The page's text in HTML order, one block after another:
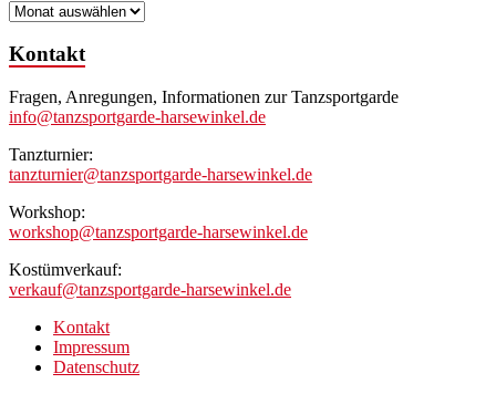
Archiv
Kontakt
Fragen, Anregungen, Informationen zur Tanzsportgarde
info@tanzsportgarde-harsewinkel.de
Tanzturnier:
tanzturnier@tanzsportgarde-harsewinkel.de
Workshop:
workshop@tanzsportgarde-harsewinkel.de
Kostümverkauf:
verkauf@tanzsportgarde-harsewinkel.de
Kontakt
Impressum
Datenschutz